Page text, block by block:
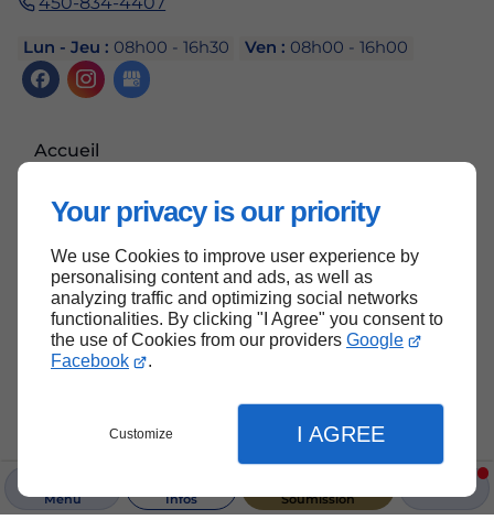
Your privacy is our priority
We use Cookies to improve user experience by
personalising content and ads, as well as
analyzing traffic and optimizing social networks
functionalities. By clicking "I Agree" you consent to
the use of Cookies from our providers Google
Facebook
.
Customize I AGREE
Menu Infos Soumission
Lun - Jeu : 08h00 - 16h30 Ven : 08h00 - 16h00
Accueil
Politique de confidentialité
Plan du site
Haut de page